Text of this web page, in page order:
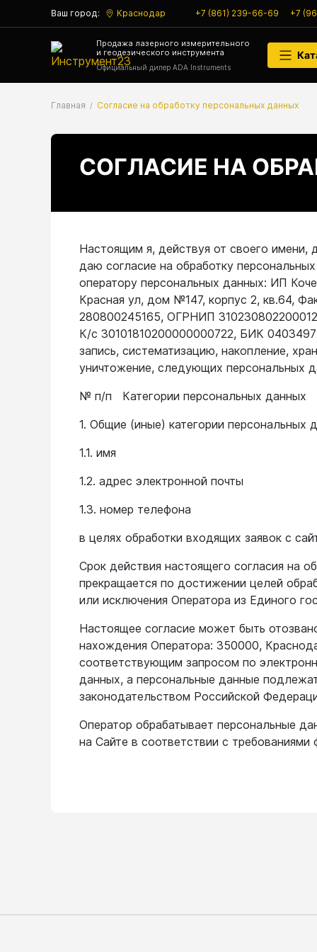
Ваш город: Краснодар +7 (861) 239-66-69 +7
Продажа лазерного измерительного
и геодезического инструмента
Официальный дилер ADA Instruments
Главная Согласие на обработку персональных данных
СОГЛАСИЕ НА
Настоящим я, действуя от своего имени,
даю согласие на обработку
оператору персональных данных: ИП
Красная ул, дом №147, корпус 2, кв.64,
280800245165, ОГРНИП
К/с 30101810200000000722, БИК
запись, систематизацию, накопление,
уничтожение, следующих персональных
№ п/п Категории персональных данных
1. Общие (иные) категории персональных
1.1. имя
1.2. адрес электронной почты
1.3. номер телефона
в целях обработки входящих заявок с
Срок действия настоящего согласия на
прекращается по достижении целей
или исключения Оператора из Единого
Настоящее согласие может быть
нахождения Оператора: 350000,
соответствующим запросом по
данных, а персональные данные
законодательством Российской
Оператор обрабатывает персональные
на Сайте в соответствии с
Аксессуары к геодезическим приборам
Генератор сигналов специальной
формы
Генераторы
Аксессуары
Бензиновые генераторы серии A
Бензиновые генераторы серии Lite
Показать еще
Дальномеры
Дальномеры рулетки лазерные
Дальномеры оптические для охоты
Лазерный датчик расстояния
(курвиметры)
Аксессуары к дорожным колесам
Лазерные уровни (с зеленым лучом)
Лазерные уровни (с красным лучом)